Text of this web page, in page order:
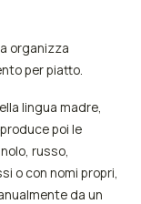
organizza
per piatto.
lingua madre,
poi le
russo,
o con nomi propri,
da un